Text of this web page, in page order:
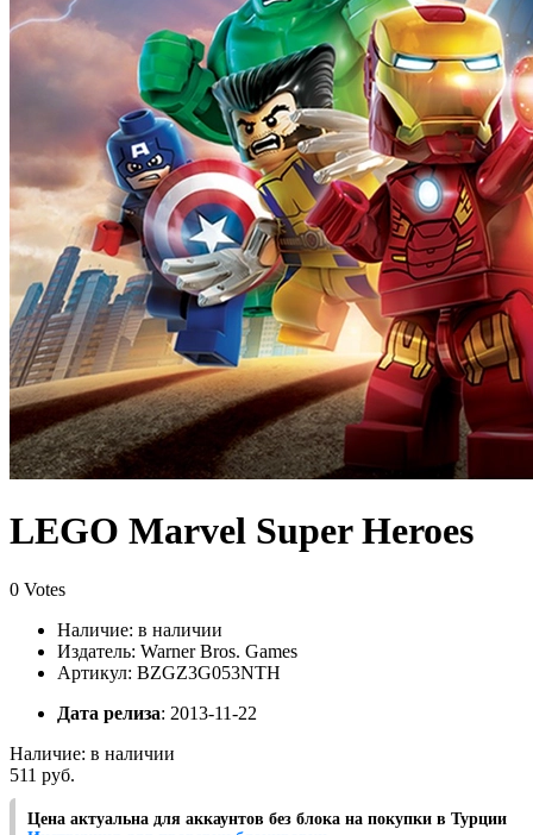
LEGO Marvel Super Heroes
0 Votes
Наличие: в наличии
Издатель: Warner Bros. Games
Артикул: BZGZ3G053NTH
Дата релиза: 2013-11-22
Наличие: в наличии
511 руб.
Цена актуальна для аккаунтов без блока на покупки в Турции